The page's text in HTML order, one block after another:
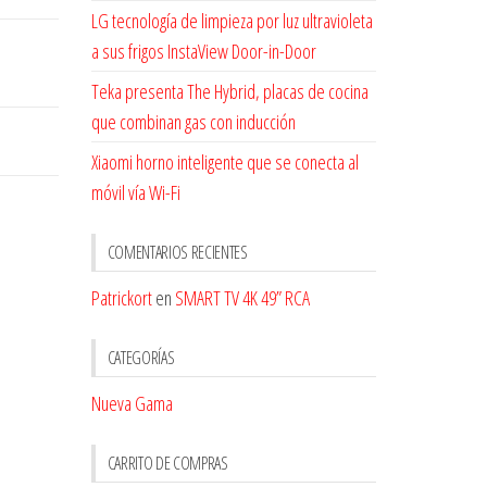
LG tecnología de limpieza por luz ultravioleta
a sus frigos InstaView Door-in-Door
Teka presenta The Hybrid, placas de cocina
que combinan gas con inducción
Xiaomi horno inteligente que se conecta al
móvil vía Wi-Fi
COMENTARIOS RECIENTES
Patrickorten SMART TV 4K 49” RCA
CATEGORÍAS
Nueva Gama
CARRITO DE COMPRAS